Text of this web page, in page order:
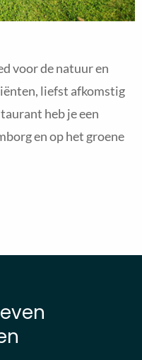
voor de natuur en
liefst afkomstig
heb je een
en op het groene